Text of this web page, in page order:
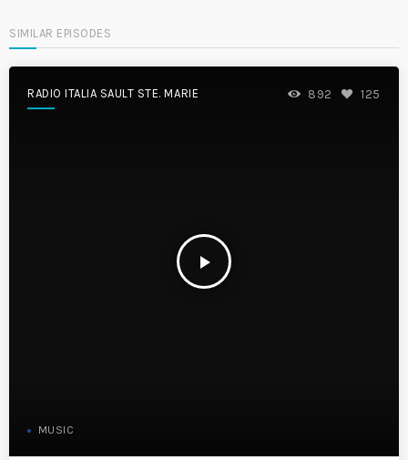
SIMILAR EPISODES
RADIO ITALIA SAULT STE. MARIE
play_arrow
892 125
MUSIC